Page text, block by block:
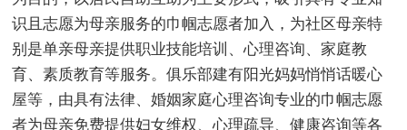
识且志愿为母亲服务的巾帼志愿者加入，为社区母亲特
别是单亲母亲提供职业技能培训、心理咨询、家庭教
育、素质教育等服务。俱乐部建有阳光妈妈悄悄话暖心
屋等，由具有法律、婚姻家庭心理咨询专业的巾帼志愿
者为母亲免费提供妇女维权、心理疏导、健康咨询等各